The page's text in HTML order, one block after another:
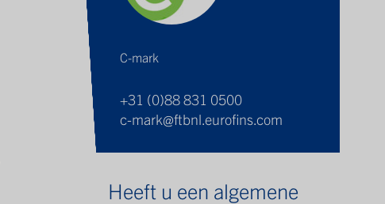
C-mark
+31 (0)88 831 0500
c-mark@ftbnl.eurofins.com
Heeft u een algemene